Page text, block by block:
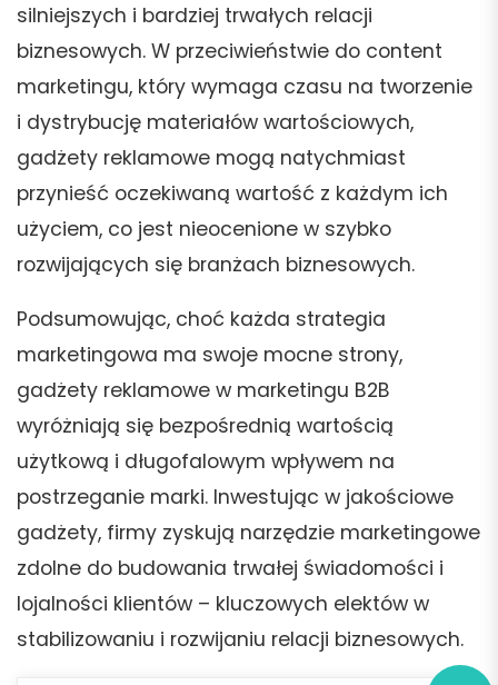
silniejszych i bardziej trwałych relacji
biznesowych. W przeciwieństwie do content
marketingu, który wymaga czasu na tworzenie
i dystrybucję materiałów wartościowych,
gadżety reklamowe mogą natychmiast
przynieść oczekiwaną wartość z każdym ich
użyciem, co jest nieocenione w szybko
rozwijających się branżach biznesowych.
Podsumowując, choć każda strategia
marketingowa ma swoje mocne strony,
gadżety reklamowe w marketingu B2B
wyróżniają się bezpośrednią wartością
użytkową i długofalowym wpływem na
postrzeganie marki. Inwestując w jakościowe
gadżety, firmy zyskują narzędzie marketingowe
zdolne do budowania trwałej świadomości i
lojalności klientów – kluczowych elektów w
stabilizowaniu i rozwijaniu relacji biznesowych.